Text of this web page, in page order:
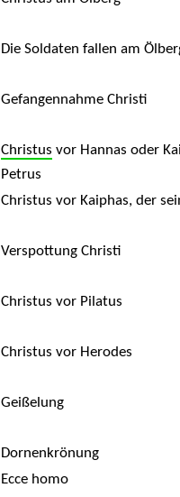
Die Soldaten fallen am
Gefangennahme Christi
Christus vor Hannas oder
Petrus
Christus vor Kaiphas, der
Verspottung Christi
Christus vor Pilatus
Christus vor Herodes
Geißelung
Dornenkrönung
Ecce homo